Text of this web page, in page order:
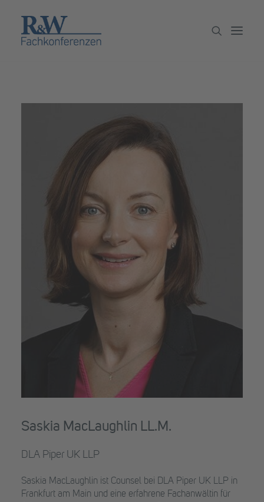
Partner werden
Saskia MacLaughlin LL.M.
DLA Piper UK LLP
Saskia MacLaughlin ist Counsel bei DLA Piper UK LLP in
Frankfurt am Main und eine erfahrene Fachanwältin für